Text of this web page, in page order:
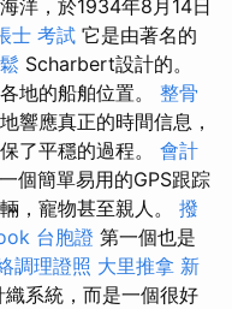
洋，於1934年8月14日
士 考試 它是由著名的
Scharbert設計的。
地的船舶位置。 整骨
響應真正的時間信息，
了平穩的過程。 會計
個簡單易用的GPS跟踪
，寵物甚至親人。 撥
台胞證 第一個也是
調理證照 大里推拿 新
系統，而是一個很好